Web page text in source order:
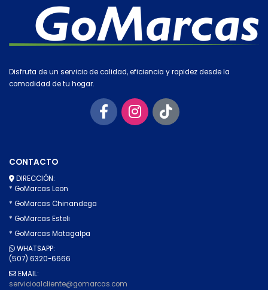
Disfruta de un servicio de calidad, eficiencia y rapidez desde la
comodidad de tu hogar.
CONTACTO
DIRECCIÓN:
* GoMarcas Leon
* GoMarcas Chinandega
* GoMarcas Esteli
* GoMarcas Matagalpa
WHATSAPP:
(507) 6320-6666
EMAIL:
servicioalcliente@gomarcas.com